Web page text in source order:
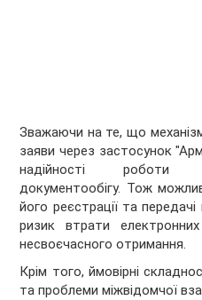
Зважаючи на те, що
заяви через застосунок
надійності роботи
документообігу. Тож
його реєстрації та
ризик втрати
несвоєчасного отримання.
Крім того, ймовірні
та проблеми міжвідомчої